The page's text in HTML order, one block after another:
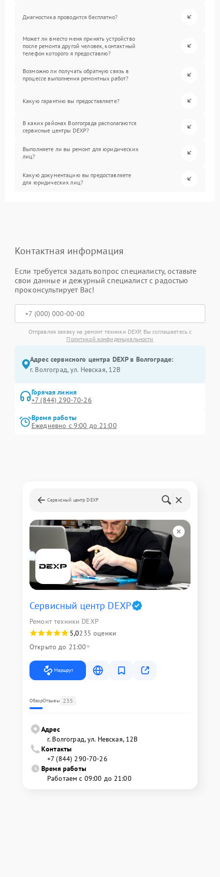
Диагностика проводится бесплатно?
Может ли вместо меня принять устройство
после ремонта другой человек, контактный
телефон которого я предоставлю?
Возможно ли получать обратную связь в
процессе выполнения ремонтных работ?
Какую гарантию вы предоставляете?
В каких районах Волгограда располагаются
сервисные центры DEXP?
Выполняете ли вы ремонт для юридических
лиц?
Какую документацию вы предоставляете
для юридических лиц?
Контактная информация
Если требуется задать вопрос специалисту, оставьте
свои данные и дежурный специалист с радостью
проконсультирует Вас!
Отправляя заявку на ремонт техники DEXP, Вы соглашаетесь с
Политикой конфиденциальности
Адрес сервисного центра DEXP в Волгограде:
г. Волгоград, ул. Невская, 12В
Горячая линия
+7 (844) 290-70-26
Время работы
Ежедневно с 9:00 до 21:00
Сервисный центр DEXP
Сервисный центр DEXP
Ремонт техники DEXP
5,0235 оценки
Открыто до 21:00
Маршрут
ОбзорОтзывы 235
Адрес
г. Волгоград, ул. Невская, 12В
Контакты
+7 (844) 290-70-26
Время работы
Работаем с 09:00 до 21:00